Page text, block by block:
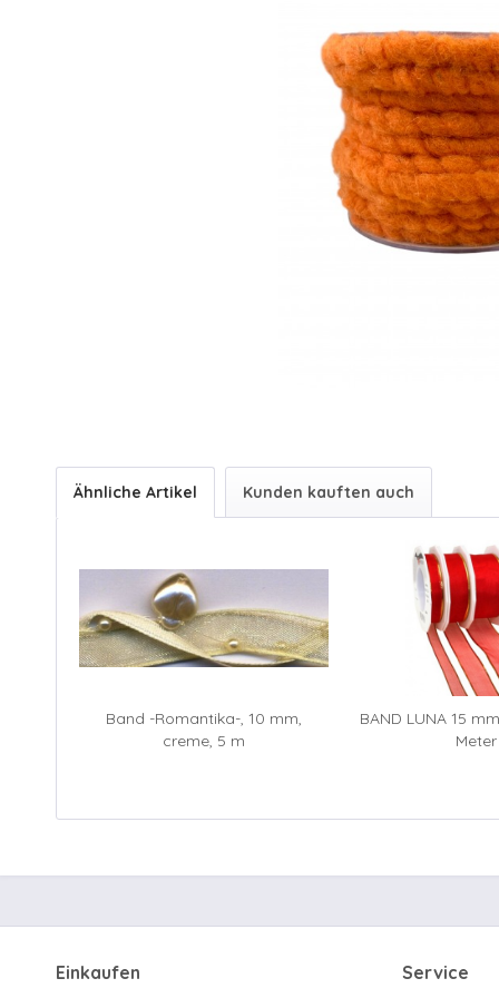
Ähnliche Artikel Kunden kauften auch
Band -Romantika-, 10 mm,
creme, 5 m
BAND LUNA 15
Meter
Einkaufen Service